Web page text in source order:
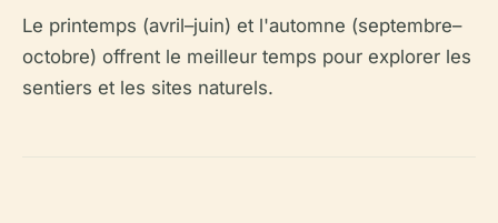
Le printemps (avril–juin) et l'automne (septembre–
octobre) offrent le meilleur temps pour explorer les
sentiers et les sites naturels.